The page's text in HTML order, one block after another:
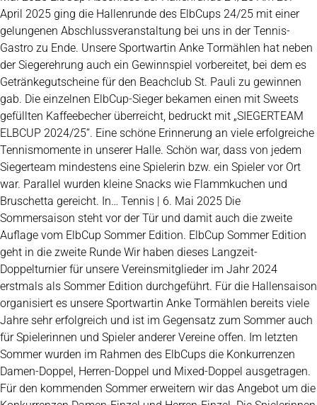
April 2025 ging die Hallenrunde des ElbCups 24/25 mit einer
gelungenen Abschlussveranstaltung bei uns in der Tennis-
Gastro zu Ende. Unsere Sportwartin Anke Tormählen hat neben
der Siegerehrung auch ein Gewinnspiel vorbereitet, bei dem es
Getränkegutscheine für den Beachclub St. Pauli zu gewinnen
gab. Die einzelnen ElbCup-Sieger bekamen einen mit Sweets
gefüllten Kaffeebecher überreicht, bedruckt mit „SIEGERTEAM
ELBCUP 2024/25“. Eine schöne Erinnerung an viele erfolgreiche
Tennismomente in unserer Halle. Schön war, dass von jedem
Siegerteam mindestens eine Spielerin bzw. ein Spieler vor Ort
war. Parallel wurden kleine Snacks wie Flammkuchen und
Bruschetta gereicht. In… Tennis | 6. Mai 2025 Die
Sommersaison steht vor der Tür und damit auch die zweite
Auflage vom ElbCup Sommer Edition. ElbCup Sommer Edition
geht in die zweite Runde Wir haben dieses Langzeit-
Doppelturnier für unsere Vereinsmitglieder im Jahr 2024
erstmals als Sommer Edition durchgeführt. Für die Hallensaison
organisiert es unsere Sportwartin Anke Tormählen bereits viele
Jahre sehr erfolgreich und ist im Gegensatz zum Sommer auch
für Spielerinnen und Spieler anderer Vereine offen. Im letzten
Sommer wurden im Rahmen des ElbCups die Konkurrenzen
Damen-Doppel, Herren-Doppel und Mixed-Doppel ausgetragen.
Für den kommenden Sommer erweitern wir das Angebot um die